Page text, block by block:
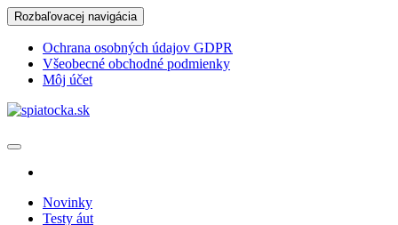
Skip
to
content
Rozbaľovacej navigácia
Ochrana osobných údajov GDPR
Všeobecné obchodné podmienky
Môj účet
Novinky
Testy áut